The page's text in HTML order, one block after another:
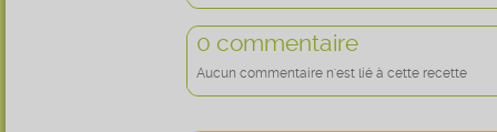
0 commentaire
Aucun commentaire n'est lié à cette recette